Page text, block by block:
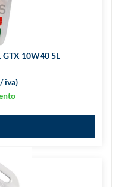
GTX 10W40 5L
iva)